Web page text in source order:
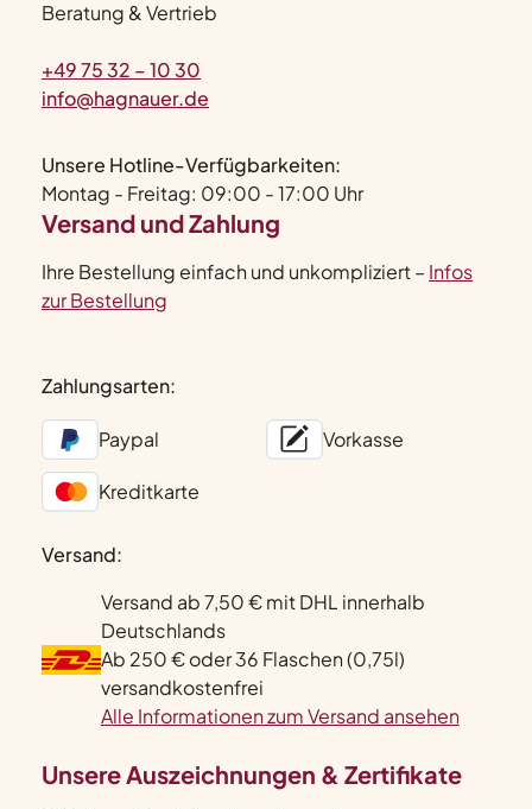
Beratung & Vertrieb
+49 75 32 – 10 30
info@hagnauer.de
Unsere Hotline-Verfügbarkeiten:
Montag - Freitag: 09:00 - 17:00 Uhr
Versand und Zahlung
Ihre Bestellung einfach und unkompliziert – Infos
zur Bestellung
Zahlungsarten:
Paypal Vorkasse
Kreditkarte
Versand:
Versand ab 7,50 € mit DHL innerhalb
Deutschlands
Ab 250 € oder 36 Flaschen (0,75l)
versandkostenfrei
Alle Informationen zum Versand ansehen
Unsere Auszeichnungen & Zertifikate